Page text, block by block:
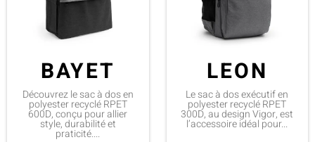
BAYET
Découvrez le sac à dos en
polyester recyclé RPET
600D, conçu pour allier
style, durabilité et
praticité....
LEON
Le sac à dos exécutif en
polyester recyclé RPET
300D, au design Vigor, est
l’accessoire idéal pour...